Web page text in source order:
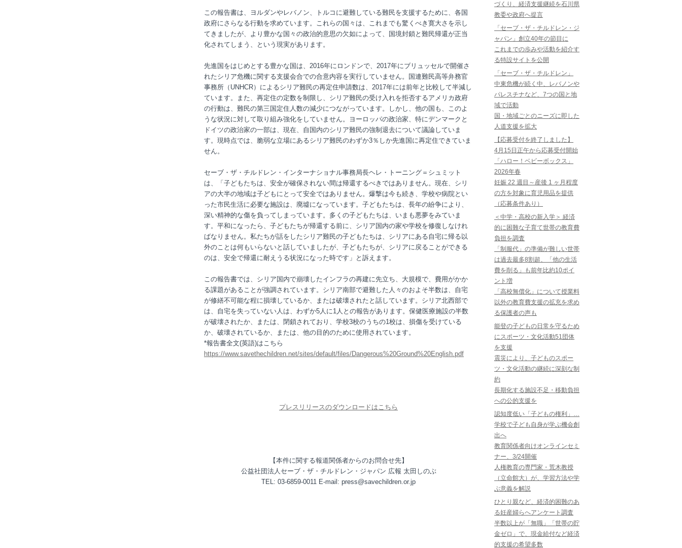
この報告書は、ヨルダンやレバノン、トルコに避難している難民を支援するために、各国
政府にさらなる行動を求めています。これらの国々は、これまでも驚くべき寛大さを示し
てきましたが、より豊かな国々の政治的意思の欠如によって、国境封鎖と難民帰還が正当
化されてしまう、という現実があります。
先進国をはじめとする豊かな国は、2016年にロンドンで、2017年にブリュッセルで開催さ
れたシリア危機に関する支援会合での合意内容を実行していません。国連難民高等弁務官
事務所（UNHCR）によるシリア難民の再定住申請数は、2017年には前年と比較して半減し
ています。また、再定住の定数を制限し、シリア難民の受け入れを拒否するアメリカ政府
の行動は、難民の第三国定住人数の減少につながっています。しかし、他の国も、このよ
うな状況に対して取り組み強化をしていません。ヨーロッパの政治家、特にデンマークと
ドイツの政治家の一部は、現在、自国内のシリア難民の強制退去について議論していま
す。現時点では、脆弱な立場にあるシリア難民のわずか3％しか先進国に再定住できていま
せん。
セーブ・ザ・チルドレン・インターナショナル事務局長ヘレ・トーニング＝シュミット
は、「子どもたちは、安全が確保されない間は帰還するべきではありません。現在、シリ
アの大半の地域は子どもにとって安全ではありません。爆撃は今も続き、学校や病院とい
った市民生活に必要な施設は、廃墟になっています。子どもたちは、長年の紛争により、
深い精神的な傷を負ってしまっています。多くの子どもたちは、いまも悪夢をみていま
す。平和になったら、子どもたちが帰還する前に、シリア国内の家や学校を修復しなけれ
ばなりません。私たちが話をしたシリア難民の子どもたちは、シリアにある自宅に帰る以
外のことは何もいらないと話していましたが、子どもたちが、シリアに戻ることができる
のは、安全で帰還に耐えうる状況になった時です」と訴えます。
この報告書では、シリア国内で崩壊したインフラの再建に先立ち、大規模で、費用がかか
る課題があることが強調されています。シリア南部で避難した人々のおよそ半数は、自宅
が修繕不可能な程に損壊しているか、または破壊されたと話しています。シリア北西部で
は、自宅を失っていない人は、わずか5人に1人との報告があります。保健医療施設の半数
が破壊されたか、または、閉鎖されており、学校3校のうちの1校は、損傷を受けている
か、破壊されているか、または、他の目的のために使用されています。
*報告書全文(英語)はこちら
https://www.savethechildren.net/sites/default/files/Dangerous%20Ground%20English.pdf
プレスリリースのダウンロードはこちら
【本件に関する報道関係者からのお問合せ先】
公益社団法人セーブ・ザ・チルドレン・ジャパン 広報 太田しのぶ
TEL: 03-6859-0011 E-mail: press@savechildren.or.jp
づくり、経済支援継続を石川県
教委や政府へ提言
「セーブ・ザ・チルドレン・ジ
ャパン」創立40年の節目に
これまでの歩みや活動を紹介す
る特設サイトを公開
「セーブ・ザ・チルドレン」
中東危機が続く中、レバノンや
パレスチナなど、7つの国と地
域で活動
国・地域ごとのニーズに即した
人道支援を拡大
【応募受付を終了しました】
4月15日正午から応募受付開始
「ハロー！ベビーボックス」
2026年春
妊娠 22 週目～産後 1 ヶ月程度
の方を対象に育児用品を提供
（応募条件あり）
＜中学・高校の新入学＞ 経済
的に困難な子育て世帯の教育費
負担を調査
「制服代」の準備が難しい世帯
は過去最多8割超、「他の生活
費を削る」も前年比約10ポイ
ント増
「高校無償化」について授業料
以外の教育費支援の拡充を求め
る保護者の声も
能登の子どもの日常を守るため
にスポーツ・文化活動51団体
を支援
震災により、子どものスポー
ツ・文化活動の継続に深刻な制
約
長期化する施設不足・移動負担
への公的支援を
認知度低い「子どもの権利」…
学校で子ども自身が学ぶ機会創
出へ
教育関係者向けオンラインセミ
ナー、3/24開催
人権教育の専門家・荒木教授
（立命館大）が、学習方法や学
ぶ意義を解説
ひとり親など、経済的困難のあ
る妊産婦らへアンケート調査
半数以上が「無職」「世帯の貯
金ゼロ」で、現金給付など経済
的支援の希望多数